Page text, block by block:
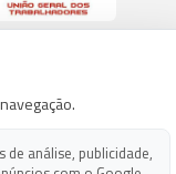
análise, publicidade,